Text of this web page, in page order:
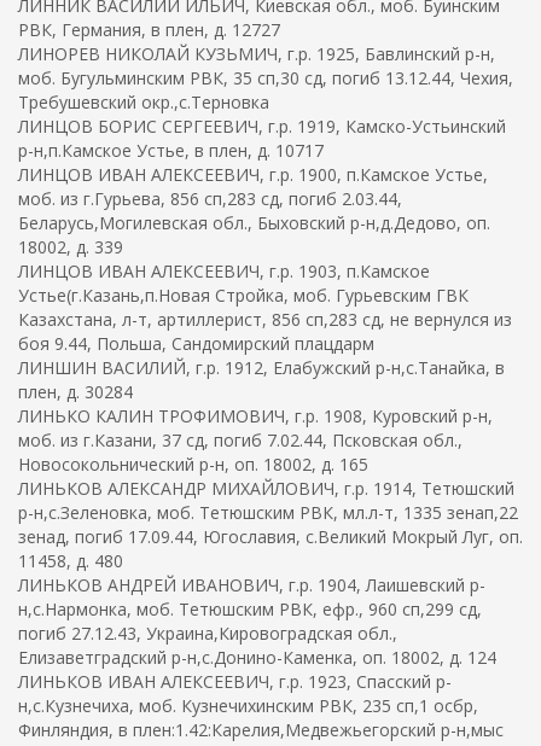
ЛИННИК ВАСИЛИЙ ИЛЬИЧ, Киевская обл., моб. Буинским
РВК, Германия, в плен, д. 12727
ЛИНОРЕВ НИКОЛАЙ КУЗЬМИЧ, г.р. 1925, Бавлинский р-н,
моб. Бугульминским РВК, 35 сп,30 сд, погиб 13.12.44, Чехия,
Требушевский окр.,с.Терновка
ЛИНЦОВ БОРИС СЕРГЕЕВИЧ, г.р. 1919, Камско-Устьинский
р-н,п.Камское Устье, в плен, д. 10717
ЛИНЦОВ ИВАН АЛЕКСЕЕВИЧ, г.р. 1900, п.Камское Устье,
моб. из г.Гурьева, 856 сп,283 сд, погиб 2.03.44,
Беларусь,Могилевская обл., Быховский р-н,д.Дедово, оп.
18002, д. 339
ЛИНЦОВ ИВАН АЛЕКСЕЕВИЧ, г.р. 1903, п.Камское
Устье(г.Казань,п.Новая Стройка, моб. Гурьевским ГВК
Казахстана, л-т, артиллерист, 856 сп,283 сд, не вернулся из
боя 9.44, Польша, Сандомирский плацдарм
ЛИНШИН ВАСИЛИЙ, г.р. 1912, Елабужский р-н,с.Танайка, в
плен, д. 30284
ЛИНЬКО КАЛИН ТРОФИМОВИЧ, г.р. 1908, Куровский р-н,
моб. из г.Казани, 37 сд, погиб 7.02.44, Псковская обл.,
Новосокольнический р-н, оп. 18002, д. 165
ЛИНЬКОВ АЛЕКСАНДР МИХАЙЛОВИЧ, г.р. 1914, Тетюшский
р-н,с.Зеленовка, моб. Тетюшским РВК, мл.л-т, 1335 зенап,22
зенад, погиб 17.09.44, Югославия, с.Великий Мокрый Луг, оп.
11458, д. 480
ЛИНЬКОВ АНДРЕЙ ИВАНОВИЧ, г.р. 1904, Лаишевский р-
н,с.Нармонка, моб. Тетюшским РВК, ефр., 960 сп,299 сд,
погиб 27.12.43, Украина,Кировоградская обл.,
Елизаветградский р-н,с.Донино-Каменка, оп. 18002, д. 124
ЛИНЬКОВ ИВАН АЛЕКСЕЕВИЧ, г.р. 1923, Спасский р-
н,с.Кузнечиха, моб. Кузнечихинским РВК, 235 сп,1 осбр,
Финляндия, в плен:1.42:Карелия,Медвежьегорский р-н,мыс